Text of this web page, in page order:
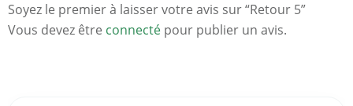
Soyez le premier à laisser votre avis sur “Retour 5”
Vous devez être connecté pour publier un avis.